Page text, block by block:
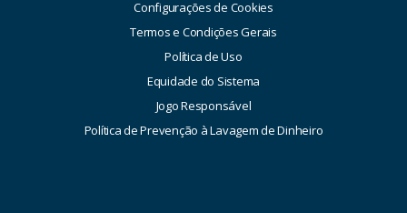
Configurações de Cookies
Termos e Condições Gerais
Política de Uso
Equidade do Sistema
Jogo Responsável
Política de Prevenção à Lavagem de Dinheiro